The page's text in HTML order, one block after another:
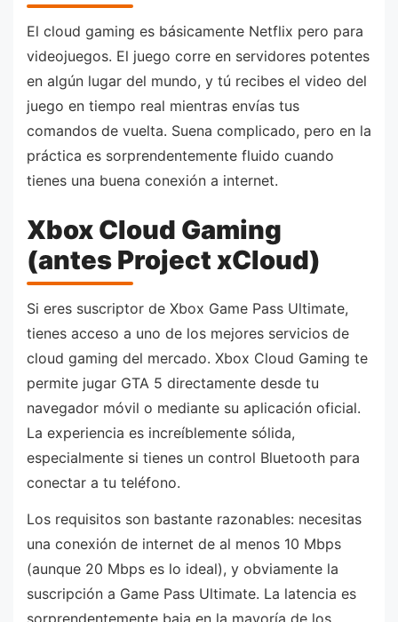
El cloud gaming es básicamente Netflix pero para
videojuegos. El juego corre en servidores potentes
en algún lugar del mundo, y tú recibes el video del
juego en tiempo real mientras envías tus
comandos de vuelta. Suena complicado, pero en la
práctica es sorprendentemente fluido cuando
tienes una buena conexión a internet.
Xbox Cloud Gaming
(antes Project xCloud)
Si eres suscriptor de Xbox Game Pass Ultimate,
tienes acceso a uno de los mejores servicios de
cloud gaming del mercado. Xbox Cloud Gaming te
permite jugar GTA 5 directamente desde tu
navegador móvil o mediante su aplicación oficial.
La experiencia es increíblemente sólida,
especialmente si tienes un control Bluetooth para
conectar a tu teléfono.
Los requisitos son bastante razonables: necesitas
una conexión de internet de al menos 10 Mbps
(aunque 20 Mbps es lo ideal), y obviamente la
suscripción a Game Pass Ultimate. La latencia es